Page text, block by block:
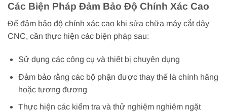
Các Biện Pháp Đảm Bảo Độ Chính Xác Cao
Để đảm bảo độ chính xác cao khi sửa chữa máy cắt dây
CNC, cần thực hiện các biện pháp sau:
Sử dụng các công cụ và thiết bị chuyên dụng
Đảm bảo rằng các bộ phận được thay thế là chính hãng
hoặc tương đương
Thực hiện các kiểm tra và thử nghiệm nghiêm ngặt